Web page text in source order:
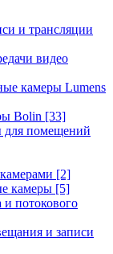
и трансляции
видео
камеры Lumens
Bolin [33]
для помещений
[2]
камеры [5]
и потокового
и записи